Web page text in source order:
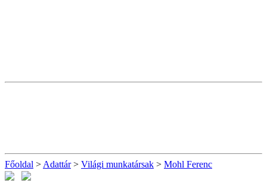
Főoldal > Adattár> Világi munkatársak > Mohl Ferenc